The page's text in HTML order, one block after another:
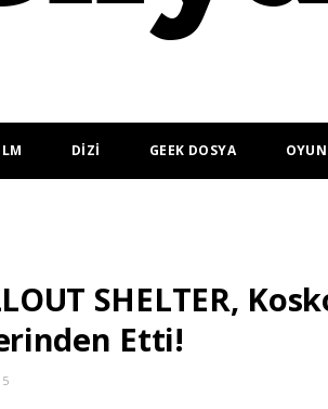
DİZİ GEEK DOSYA OYUN
SHELTER,
Etti!